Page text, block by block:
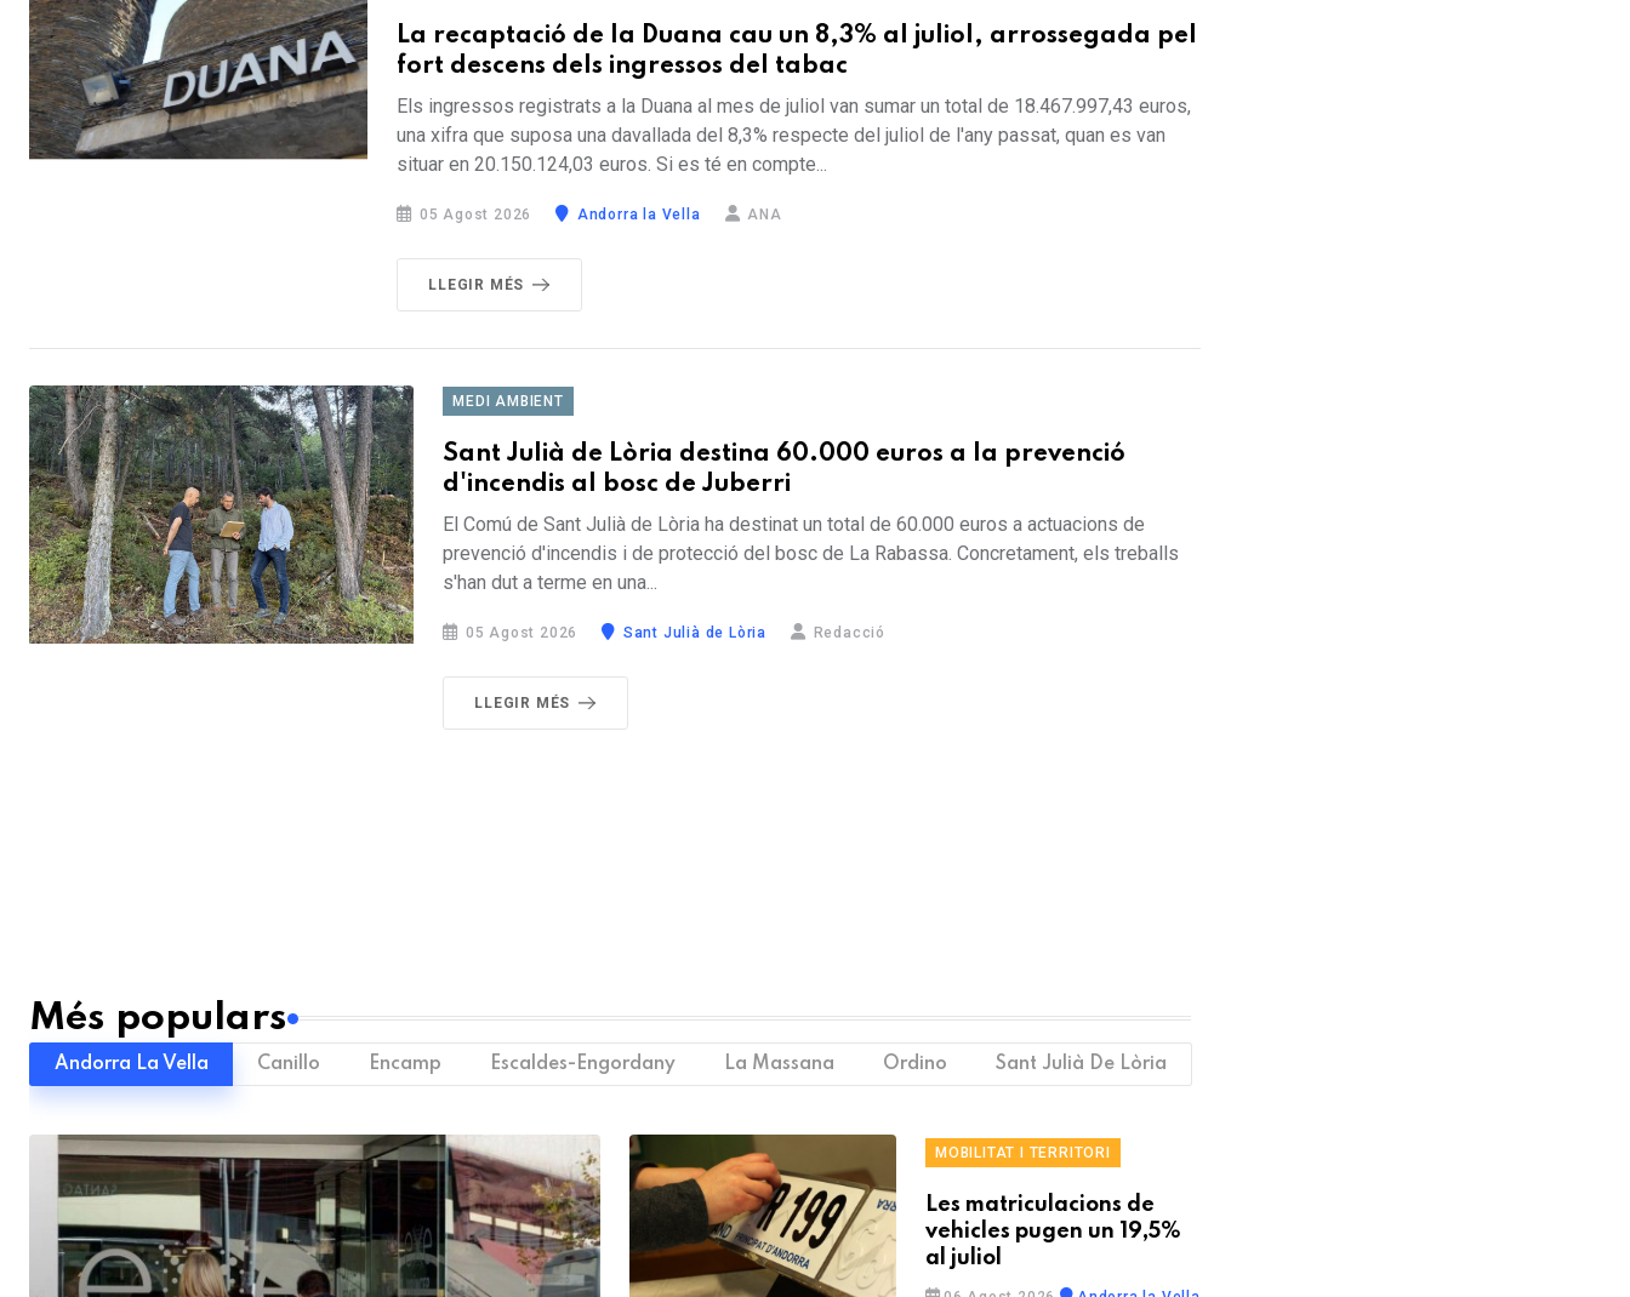
La recaptació de la Duana cau un 8,3% al juliol, arrossegada pel
fort descens dels ingressos del tabac
Els ingressos registrats a la Duana al mes de juliol van sumar un total de 18.467.997,43 euros,
una xifra que suposa una davallada del 8,3% respecte del juliol de l'any passat, quan es van
situar en 20.150.124,03 euros. Si es té en compte...
05 Agost 2026 Andorra la Vella ANA
LLEGIR MÉS
MEDI AMBIENT
Sant Julià de Lòria destina 60.000 euros a la prevenció
d'incendis al bosc de Juberri
El Comú de Sant Julià de Lòria ha destinat un total de 60.000 euros a actuacions de
prevenció d'incendis i de protecció del bosc de La Rabassa. Concretament, els treballs
s'han dut a terme en una...
05 Agost 2026 Sant Julià de Lòria Redacció
LLEGIR MÉS
Més populars
Andorra La Vella Canillo Encamp Escaldes-Engordany La Massana Ordino Sant Julià De Lòria
MOBILITAT I TERRITORI
Les matriculacions de
vehicles pugen un 19,5%
al juliol